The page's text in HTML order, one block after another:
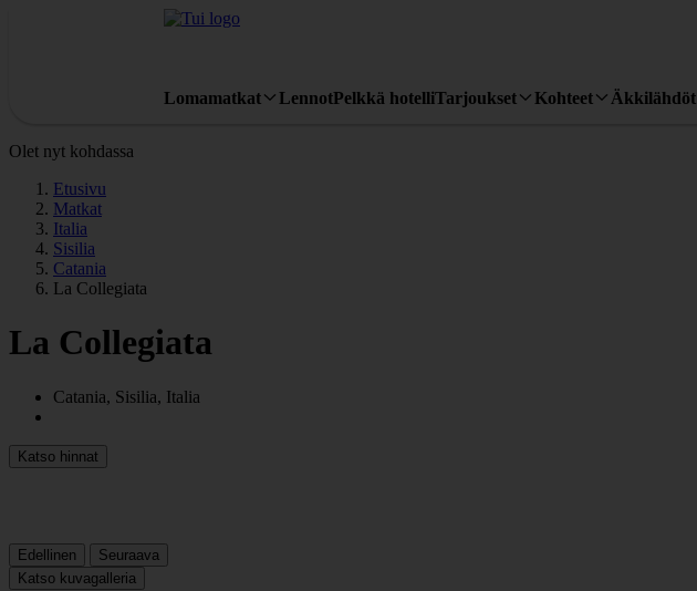
Lomamatkat LennotPelkkä hotelliTarjoukset Kohteet Äkkilähdöt
Olet nyt kohdassa
Etusivu
Matkat
Italia
Sisilia
Catania
La Collegiata
La Collegiata
Catania, Sisilia, Italia
Katso hinnat
Edellinen
Seuraava
Katso kuvagalleria